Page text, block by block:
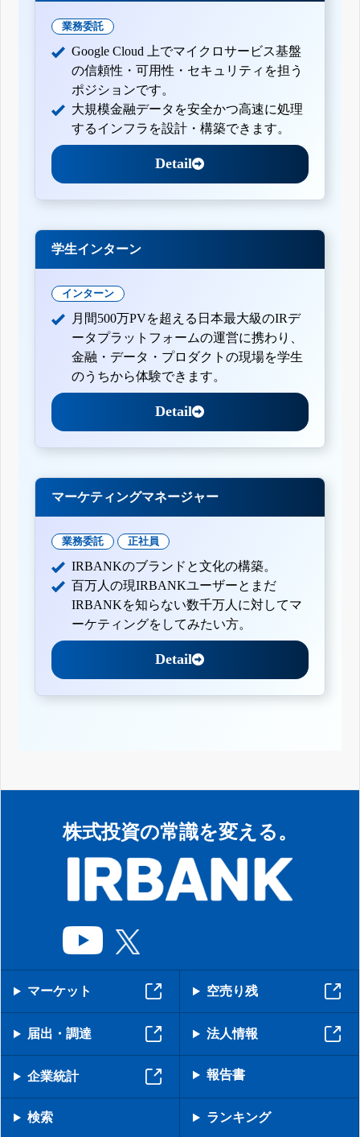
業務委託
Google Cloud 上でマイクロサービス基盤
の信頼性・可用性・セキュリティを担う
ポジションです。
大規模金融データを安全かつ高速に処理
するインフラを設計・構築できます。
Detail
学生インターン
インターン
月間500万PVを超える日本最大級のIRデ
ータプラットフォームの運営に携わり、
金融・データ・プロダクトの現場を学生
のうちから体験できます。
Detail
マーケティングマネージャー
業務委託 正社員
IRBANKのブランドと文化の構築。
百万人の現IRBANKユーザーとまだ
IRBANKを知らない数千万人に対してマ
ーケティングをしてみたい方。
Detail
株式投資の常識を変える。
マーケット 空売り残
届出・調達 法人情報
企業統計 報告書
検索 ランキング